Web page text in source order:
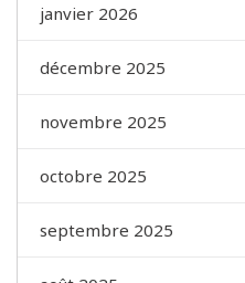
janvier 2026
décembre 2025
novembre 2025
octobre 2025
septembre 2025